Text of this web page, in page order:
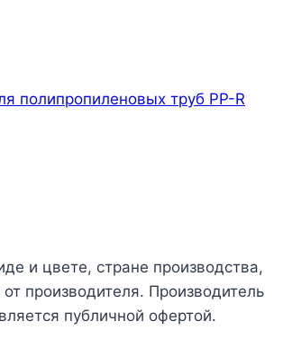
полипропиленовых труб PP-R
и цвете, стране производства,
производителя. Производитель
публичной офертой.